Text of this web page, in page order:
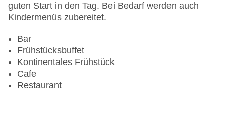
guten Start in den Tag. Bei Bedarf werden auch
Kindermenüs zubereitet.
Bar
Frühstücksbuffet
Kontinentales Frühstück
Cafe
Restaurant